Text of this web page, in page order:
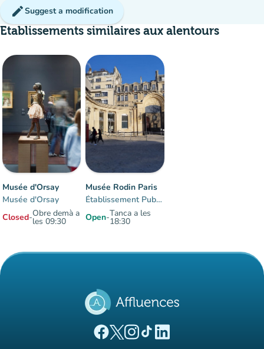
editSuggest a modification
Etablissements similaires aux alentours
Musée d'Orsay
Musée d'Orsay
Closed-Obre demà a
les 09:30
Musée Rodin Paris
Établissement Public du musée Rodin
Open-Tanca a les
18:30
(new tab)
(new tab)
(new tab)(new tab)